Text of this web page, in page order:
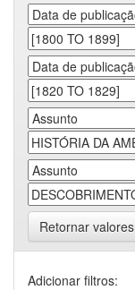
Retornar valores
Adicionar filtros: